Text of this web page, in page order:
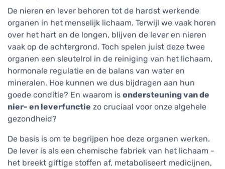
De nieren en lever behoren tot de hardst werkende
organen in het menselijk lichaam. Terwijl we vaak horen
over het hart en de longen, blijven de lever en nieren
vaak op de achtergrond. Toch spelen juist deze twee
organen een sleutelrol in de reiniging van het lichaam,
hormonale regulatie en de balans van water en
mineralen. Hoe kunnen we dus bijdragen aan hun
goede conditie? En waarom is ondersteuning van de
nier- en leverfunctie zo cruciaal voor onze algehele
gezondheid?
De basis is om te begrijpen hoe deze organen werken.
De lever is als een chemische fabriek van het lichaam -
het breekt giftige stoffen af, metaboliseert medicijnen,